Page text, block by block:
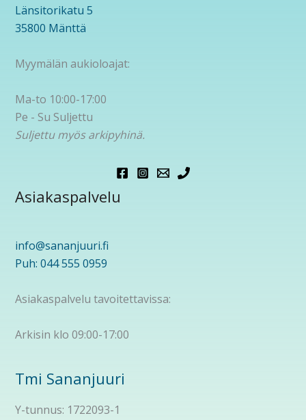
Länsitorikatu 5
35800 Mänttä
Myymälän aukioloajat:
Ma-to 10:00-17:00
Pe - Su Suljettu
Suljettu myös arkipyhinä.
Asiakaspalvelu
info@sananjuuri.fi
Puh: 044 555 0959
Asiakaspalvelu tavoitettavissa:
Arkisin klo 09:00-17:00
Tmi Sananjuuri
Y-tunnus: 1722093-1